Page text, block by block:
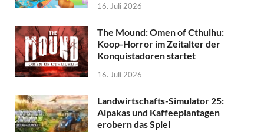
16. Juli 2026
The Mound: Omen of Cthulhu:
Koop-Horror im Zeitalter der
Konquistadoren startet
16. Juli 2026
Landwirtschafts-Simulator 25:
Alpakas und Kaffeeplantagen
erobern das Spiel